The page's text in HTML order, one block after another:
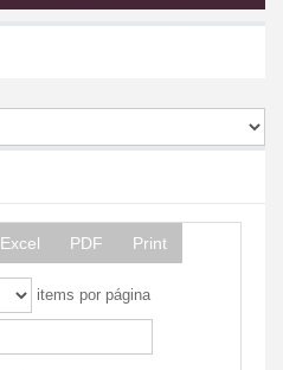
Excel PDF Print
items por página